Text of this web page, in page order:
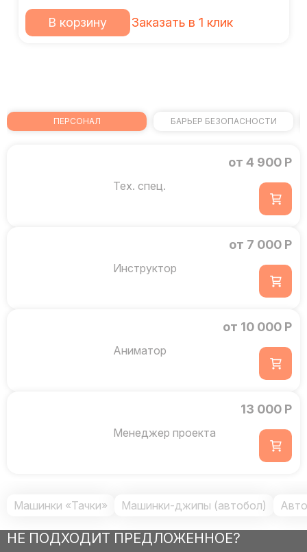
В корзину Заказать в 1 клик
ПЕРСОНАЛ БАРЬЕР БЕЗОПАСНОСТИ
Тех. спец.
от 4 900 Р
Инструктор
от 7 000 Р
Аниматор
от 10 000 Р
Менеджер проекта
13 000 Р
Машинки «Тачки» Машинки-джипы (автобол)
НЕ ПОДХОДИТ ПРЕДЛОЖЕННОЕ?